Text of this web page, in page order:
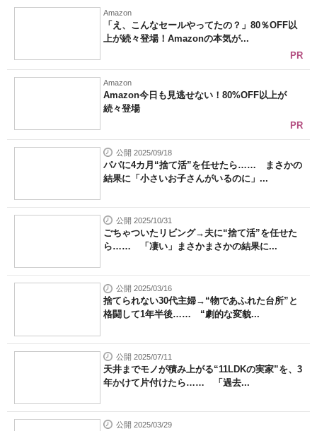
Amazon
「え、こんなセールやってたの？」80％OFF以
上が続々登場！Amazonの本気が...
PR
Amazon
Amazon今日も見逃せない！80%OFF以上が
続々登場
PR
公開 2025/09/18
パパに4カ月“捨て活”を任せたら…… まさかの
結果に「小さいお子さんがいるのに」...
公開 2025/10/31
ごちゃついたリビング→夫に“捨て活”を任せた
ら…… 「凄い」まさかまさかの結果に...
公開 2025/03/16
捨てられない30代主婦→“物であふれた台所”と
格闘して1年半後…… “劇的な変貌...
公開 2025/07/11
天井までモノが積み上がる“11LDKの実家”を、3
年かけて片付けたら…… 「過去...
公開 2025/03/29